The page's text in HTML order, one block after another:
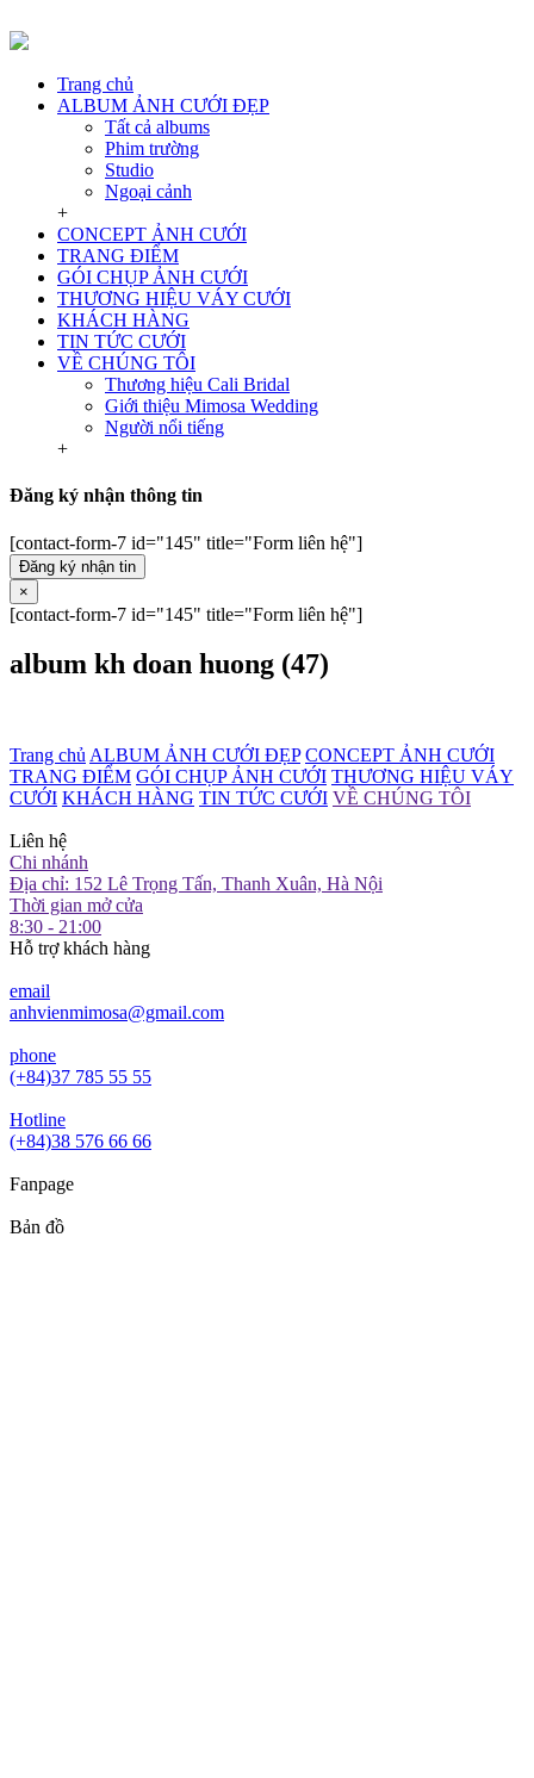
Trang chủ
ALBUM ẢNH CƯỚI ĐẸP
Tất cả albums
Phim trường
Studio
Ngoại cảnh
+
CONCEPT ẢNH CƯỚI
TRANG ĐIỂM
GÓI CHỤP ẢNH CƯỚI
THƯƠNG HIỆU VÁY CƯỚI
KHÁCH HÀNG
TIN TỨC CƯỚI
VỀ CHÚNG TÔI
Thương hiệu Cali Bridal
Giới thiệu Mimosa Wedding
Người nổi tiếng
+
Đăng ký nhận thông tin
[contact-form-7 id="145" title="Form liên hệ"]
Đăng ký nhận tin
×
[contact-form-7 id="145" title="Form liên hệ"]
album kh doan huong (47)
Trang chủ ALBUM ẢNH CƯỚI ĐẸP CONCEPT ẢNH CƯỚI
TRANG ĐIỂM GÓI CHỤP ẢNH CƯỚI THƯƠNG HIỆU VÁY
CƯỚI KHÁCH HÀNG TIN TỨC CƯỚI VỀ CHÚNG TÔI
Liên hệ
Chi nhánh
Địa chỉ: 152 Lê Trọng Tấn, Thanh Xuân, Hà Nội
Thời gian mở cửa
8:30 - 21:00
Hỗ trợ khách hàng
email
anhvienmimosa@gmail.com
phone
(+84)37 785 55 55
Hotline
(+84)38 576 66 66
Fanpage
Bản đồ